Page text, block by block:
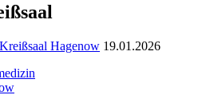
Hagenow 19.01.2026